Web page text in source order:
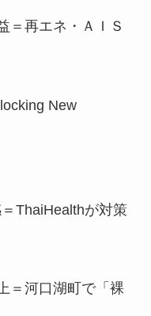
＝再エネ・ＡＩＳ
New
ThaiHealthが対策
＝河口湖町で「裸